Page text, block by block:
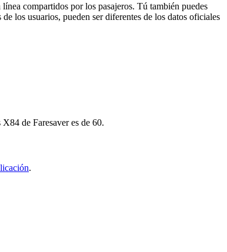
compartidos por los pasajeros. Tú también puedes
los usuarios, pueden ser diferentes de los datos oficiales
de Faresaver es de 60.
.